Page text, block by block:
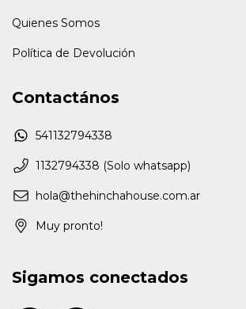
Quienes Somos
Política de Devolución
Contactános
541132794338
1132794338 (Solo whatsapp)
hola@thehinchahouse.com.ar
Muy pronto!
Sigamos conectados